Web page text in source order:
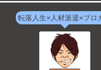
転落人生×人材派遣×ブロ